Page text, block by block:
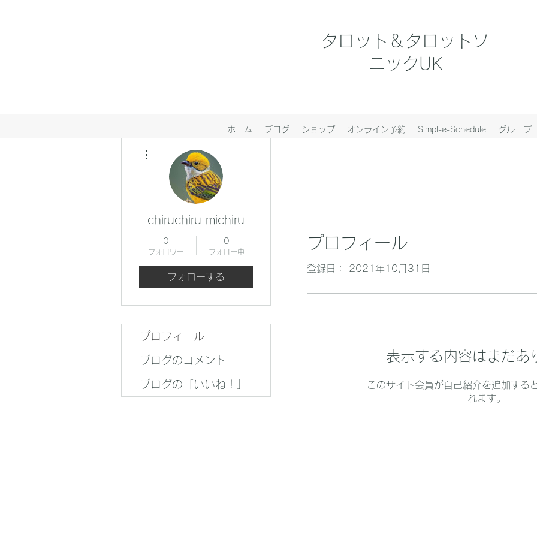
タロット＆タロットソ
ニックUK
ホーム ブログ ショップ オンライン予約 Simpl-e-Schedule グループ
プロフィール
登録日： 2021年10月31日
表示する内容はまだあ
このサイト会員が自己紹介を追加する
れます。
chiruchiru michiru
0
フォロワー
0
フォロー中
フォローする
プロフィール
ブログのコメント
ブログの「いいね！」